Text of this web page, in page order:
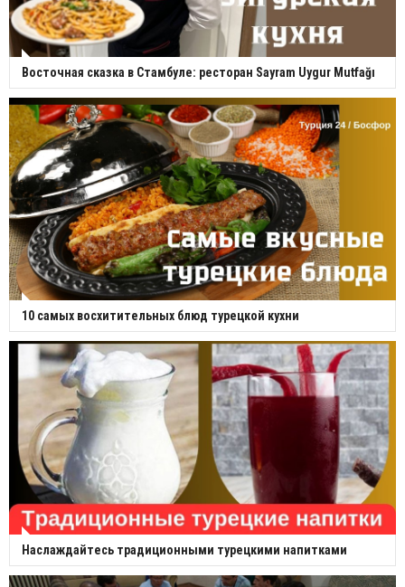
Восточная сказка в Стамбуле: ресторан Sayram Uygur Mutfağı
10 самых восхитительных блюд турецкой кухни
Наслаждайтесь традиционными турецкими напитками